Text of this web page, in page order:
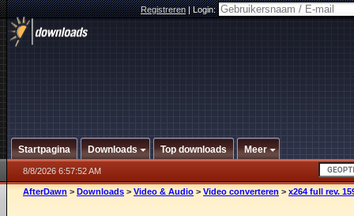
Registreren|Login:
Startpagina Downloads Top downloads Meer
8/8/2026 6:57:52 AM
AfterDawn > Downloads > Video & Audio > Video converteren > x264 full rev.